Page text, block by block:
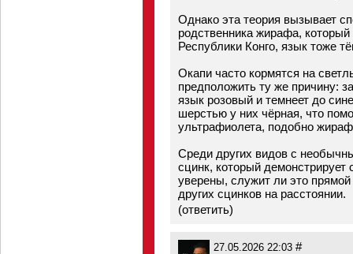
Однако эта теория вызывает
родственника жирафа,
Республики Конго, язык тоже
Окапи часто кормятся на
предположить ту же причину:
язык розовый и темнеет до
шерстью у них чёрная, что
ультрафиолета, подобно
Среди других видов с
сцинк, который демонстрирует
уверены, служит ли это
других сцинков на расстоянии.
(ответить)
27.05.2026 22:03 #